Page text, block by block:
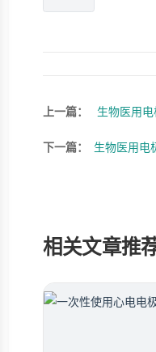
上一篇： 生物医用电
下一篇： 生物医用电
相关文章推